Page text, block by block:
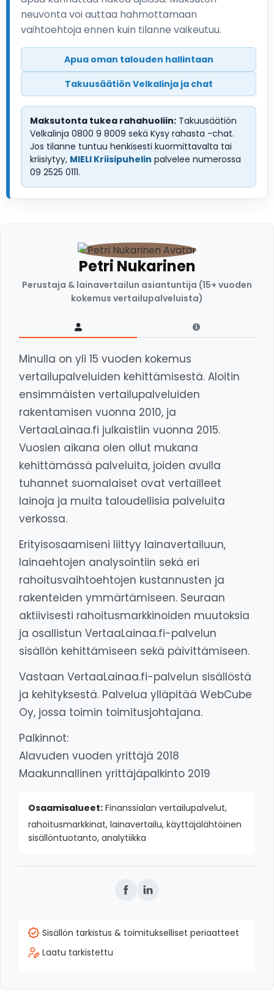
neuvonta voi auttaa hahmottamaan
vaihtoehtoja ennen kuin tilanne vaikeutuu.
Apua oman talouden hallintaan
Takuusäätiön Velkalinja ja chat
Maksutonta tukea rahahuoliin: Takuusäätiön
Velkalinja 0800 9 8009 sekä Kysy rahasta -chat.
Jos tilanne tuntuu henkisesti kuormittavalta tai
kriisiytyy, MIELI Kriisipuhelin palvelee numerossa
09 2525 0111.
Petri Nukarinen
Perustaja & lainavertailun asiantuntija (15+ vuoden
kokemus vertailupalveluista)
Minulla on yli 15 vuoden kokemus
vertailupalveluiden kehittämisestä. Aloitin
ensimmäisten vertailupalveluiden
rakentamisen vuonna 2010, ja
VertaaLainaa.fi julkaistiin vuonna 2015.
Vuosien aikana olen ollut mukana
kehittämässä palveluita, joiden avulla
tuhannet suomalaiset ovat vertailleet
lainoja ja muita taloudellisia palveluita
verkossa.
Erityisosaamiseni liittyy lainavertailuun,
lainaehtojen analysointiin sekä eri
rahoitusvaihtoehtojen kustannusten ja
rakenteiden ymmärtämiseen. Seuraan
aktiivisesti rahoitusmarkkinoiden muutoksia
ja osallistun VertaaLainaa.fi-palvelun
sisällön kehittämiseen sekä päivittämiseen.
Vastaan VertaaLainaa.fi-palvelun sisällöstä
ja kehityksestä. Palvelua ylläpitää WebCube
Oy, jossa toimin toimitusjohtajana.
Palkinnot:
Alavuden vuoden yrittäjä 2018
Maakunnallinen yrittäjäpalkinto 2019
Osaamisalueet: Finanssialan vertailupalvelut,
rahoitusmarkkinat, lainavertailu, käyttäjälähtöinen
sisällöntuotanto, analytiikka
Sisällön tarkistus & toimitukselliset periaatteet
Laatu tarkistettu